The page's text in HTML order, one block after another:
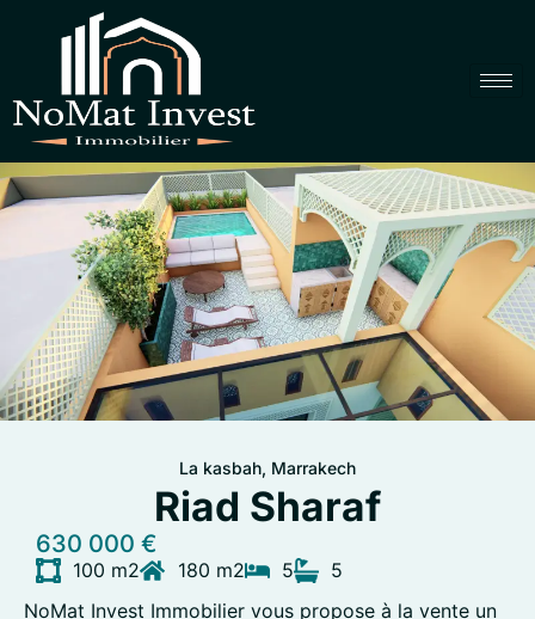
La kasbah, Marrakech
Riad Sharaf
630 000 €
100 m2 180 m2 5
5
NoMat Invest Immobilier vous propose à la vente un